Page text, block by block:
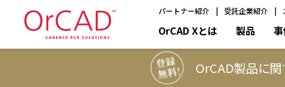
パートナー紹介 受託企業紹介
OrCAD Xとは 製品
OrCAD製品に関